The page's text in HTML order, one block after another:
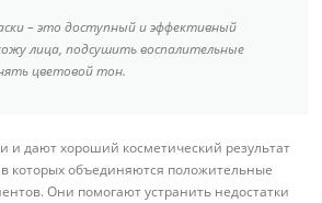
– это доступный и эффективный
лица, подсушить воспалительные
цветовой тон.
и дают хороший косметический результат
которых объединяются положительные
Они помогают устранить недостатки